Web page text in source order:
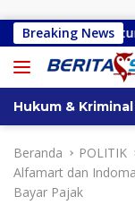
Breaking News
Kota Bitung,
Hukum & Kriminal
Beranda POLITIK
Alfamart dan
Bayar Pajak